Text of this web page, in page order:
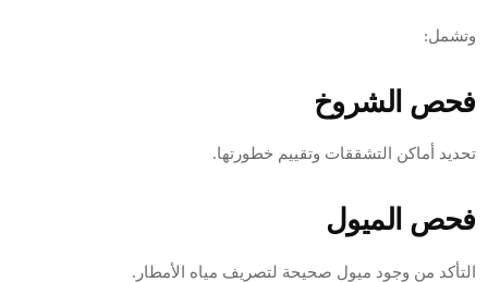
وتشمل:
فحص الشروخ
تحديد أماكن التشققات وتقييم خطورتها.
فحص الميول
التأكد من وجود ميول صحيحة لتصريف مياه الأمطار.